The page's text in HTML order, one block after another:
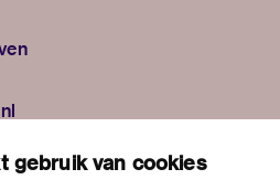
gebruik van cookies